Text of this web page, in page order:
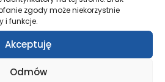
zgody może niekorzystnie
i funkcje.
Akceptuję
Odmów
NR
i wyposażenia w
„Poprawa
i leczenia